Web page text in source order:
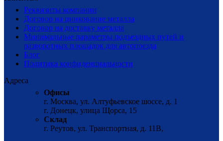
Реквизиты компании
Договор на цинкование металла
Договор на доставку металла
Минимальные параметры подъездных путей и
разворотных площадок для автопоезда
Блог
Политика конфиденциальности
Адреса
Офисы
г. Москва, ул. Алтуфьевское шоссе, д. 1
г. Донецк, улица Щорса, 15
Склад
г. Реутов, ул. Транспортная, д. 11В,